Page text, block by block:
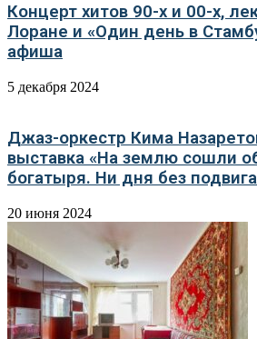
Концерт хитов 90-х и 00-х,
Лоране и «Один день в
афиша
5 декабря 2024
Джаз-оркестр Кима
выставка «На землю сошли
богатыря. Ни дня без
20 июня 2024